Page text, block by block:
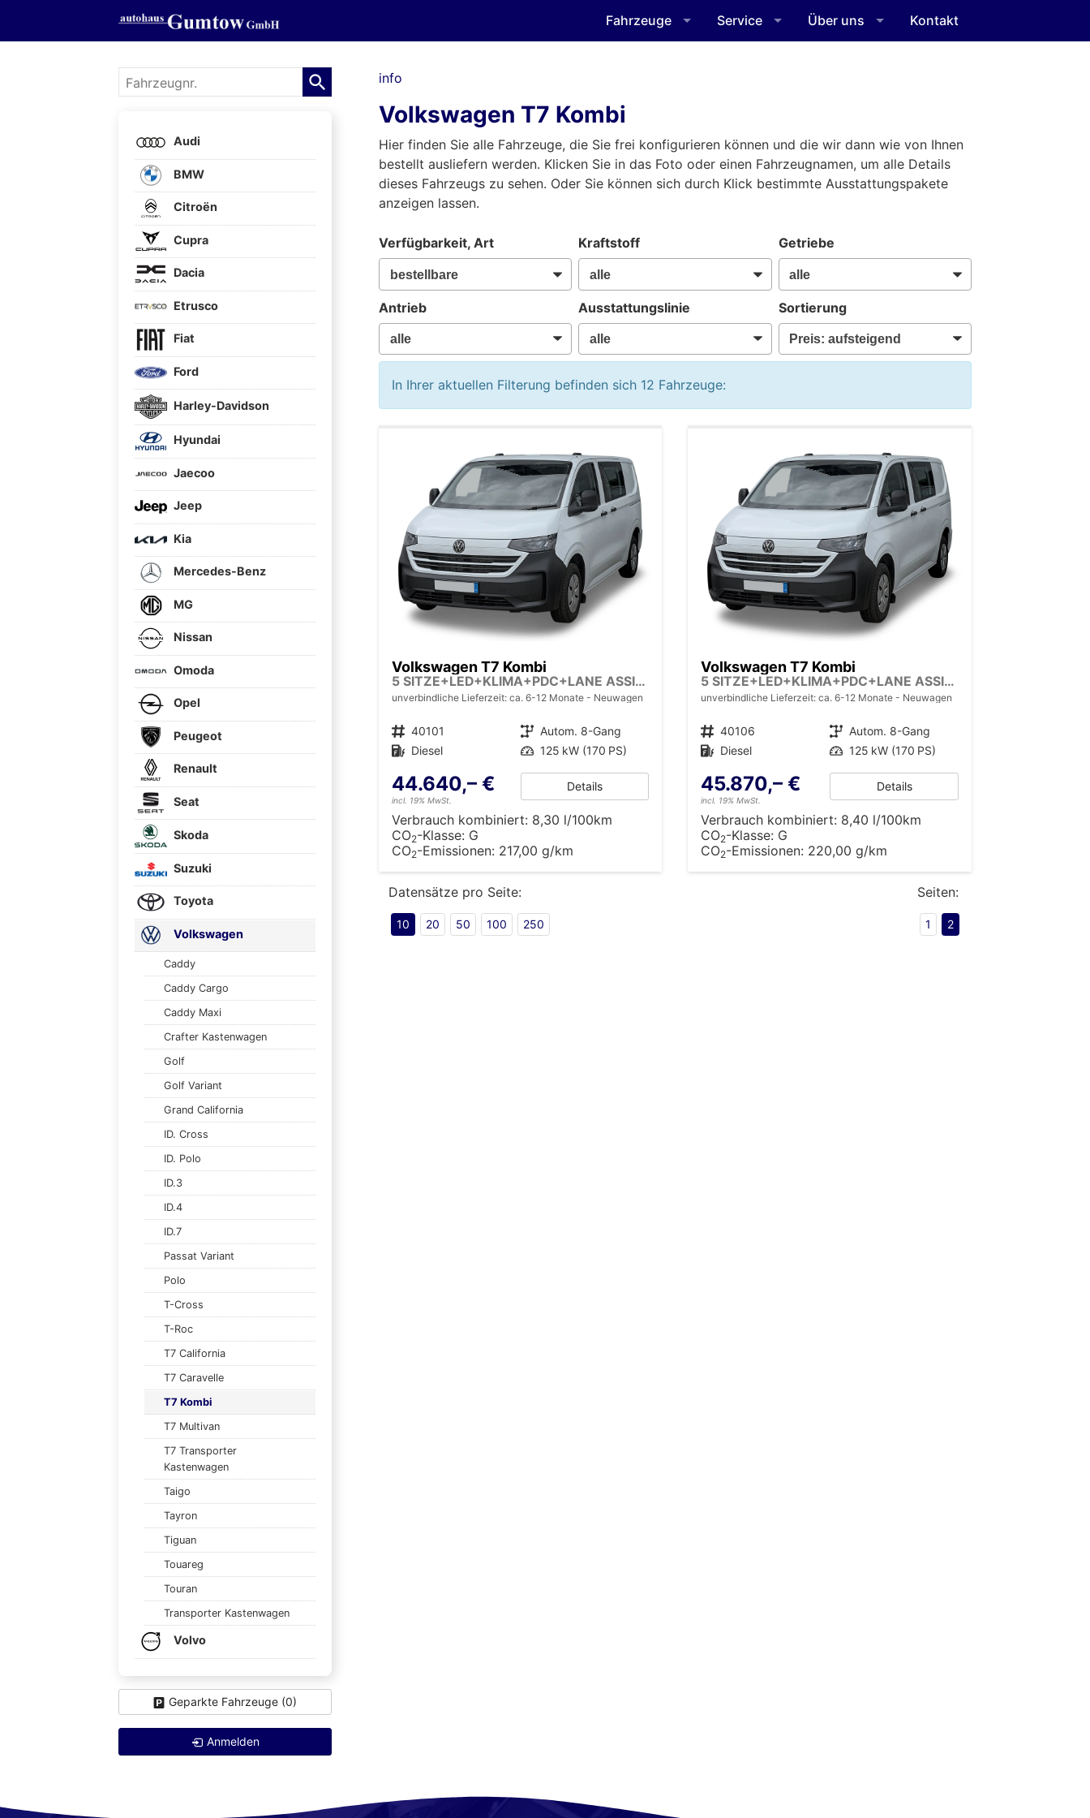
Fahrzeuge Service Über uns Kontakt
info
Volkswagen T7 Kombi
Hier finden Sie alle Fahrzeuge, die Sie frei konfigurieren können und die wir dann wie von Ihnen
bestellt ausliefern werden. Klicken Sie in das Foto oder einen Fahrzeugnamen, um alle Details
dieses Fahrzeugs zu sehen. Oder Sie können sich durch Klick bestimmte Ausstattungspakete
anzeigen lassen.
Verfügbarkeit, Art Kraftstoff Getriebe
Antrieb Ausstattungslinie Sortierung
In Ihrer aktuellen Filterung befinden sich 12 Fahrzeuge:
Volkswagen T7 Kombi
5 SITZE+LED+KLIMA+PDC+LANE ASSIST
unverbindliche Lieferzeit: ca. 6-12 Monate Neuwagen
Fahrzeugnr. 40101 Getriebe Autom. 8-Gang
Kraftstoff Diesel Leistung 125 kW (170 PS)
44.640,– €
incl. 19% MwSt.
Details
Verbrauch kombiniert: 8,30 l/100km
CO2-Klasse: G
CO2-Emissionen: 217,00 g/km
Volkswagen T7 Kombi
5 SITZE+LED+KLIMA+PDC+LANE ASSIST
unverbindliche Lieferzeit: ca. 6-12 Monate Neuwagen
Fahrzeugnr. 40106 Getriebe Autom. 8-Gang
Kraftstoff Diesel Leistung 125 kW (170 PS)
45.870,– €
incl. 19% MwSt.
Details
Verbrauch kombiniert: 8,40 l/100km
CO2-Klasse: G
CO2-Emissionen: 220,00 g/km
Datensätze pro Seite:
10 20 50 100 250
Seiten:
1 2
Fahrzeugnr.
Audi
BMW
Citroën
Cupra
Dacia
Etrusco
Fiat
Ford
Harley-Davidson
Hyundai
Jaecoo
Jeep
Kia
Mercedes-Benz
MG
Nissan
Omoda
Opel
Peugeot
Renault
Seat
Skoda
Suzuki
Toyota
Volkswagen
Caddy
Caddy Cargo
Caddy Maxi
Crafter Kastenwagen
Golf
Golf Variant
Grand California
ID. Cross
ID. Polo
ID.3
ID.4
ID.7
Passat Variant
Polo
T-Cross
T-Roc
T7 California
T7 Caravelle
T7 Kombi
T7 Multivan
T7 Transporter
Kastenwagen
Taigo
Tayron
Tiguan
Touareg
Touran
Transporter Kastenwagen
Volvo
Geparkte Fahrzeuge (0)
Anmelden